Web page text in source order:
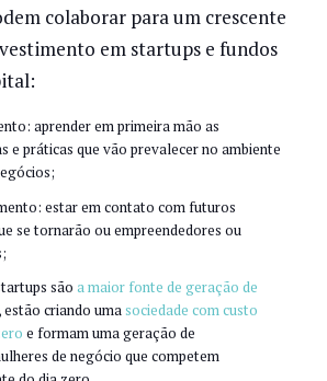
colaborar para um crescente
em startups e fundos
aprender em primeira mão as
e práticas que vão prevalecer no ambiente
estar em contato com futuros
se tornarão ou empreendedores ou
são a maior fonte de geração de
, estão criando umasociedade com custo
e formam uma geração de
de negócio que competem